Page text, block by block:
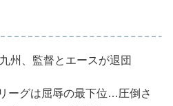
州、監督とエースが退団
ーグは屈辱の最下位…圧倒さ